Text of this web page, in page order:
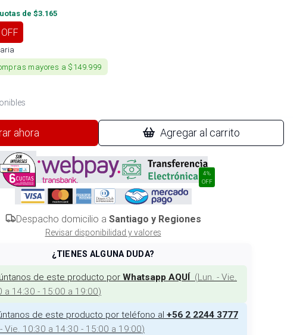
de $3.165
mayores a $149.999
ahora Agregar al carrito
4%
OFF
Despacho domicilio a Santiago y Regiones
Revisar disponibilidad y valores
¿TIENES ALGUNA DUDA?
de este producto por Whatsapp AQUÍ (Lun. - Vie.
a 14:30 - 15:00 a 19:00)
de este producto por teléfono al +56 2 2244 3777
Vie. 10:30 a 14:30 - 15:00 a 19:00)